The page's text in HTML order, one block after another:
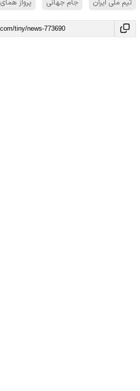
تیم ملی ایران جام جهانی پرواز همای